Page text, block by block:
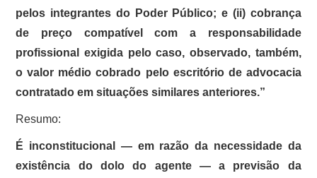
pelos integrantes do Poder Público; e (ii) cobrança
de preço compatível com a responsabilidade
profissional exigida pelo caso, observado, também,
o valor médio cobrado pelo escritório de advocacia
contratado em situações similares anteriores.”
Resumo:
É inconstitucional — em razão da necessidade da
existência do dolo do agente — a previsão da